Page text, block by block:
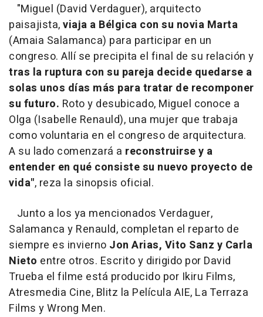
"Miguel (David Verdaguer), arquitecto
paisajista,viaja a Bélgica con su novia Marta
(Amaia Salamanca) para participar en un
congreso. Allí se precipita el final de su relación y
tras la ruptura con su pareja decide quedarse a
solas unos días más para tratar de recomponer
su futuro. Roto y desubicado, Miguel conoce a
Olga (Isabelle Renauld), una mujer que trabaja
como voluntaria en el congreso de arquitectura.
A su lado comenzará a reconstruirse y a
entender en qué consiste su nuevo proyecto de
vida", reza la sinopsis oficial.
Junto a los ya mencionados Verdaguer,
Salamanca y Renauld, completan el reparto de
siempre es invierno Jon Arias, Vito Sanz y Carla
Nieto entre otros. Escrito y dirigido por David
Trueba el filme está producido por Ikiru Films,
Atresmedia Cine, Blitz la Película AIE, La Terraza
Films y Wrong Men.